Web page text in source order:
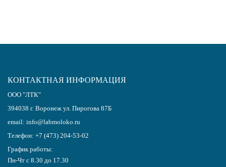
КОНТАКТНАЯ ИНФОРМАЦИЯ
ООО "ЛТК"
394038 г. Воронеж ул. Пирогова 87Б
email: info@labmoloko.ru
Телефон: +7 (473) 204-53-02
График работы:
Пн-Чт с 8.30 до 17.30